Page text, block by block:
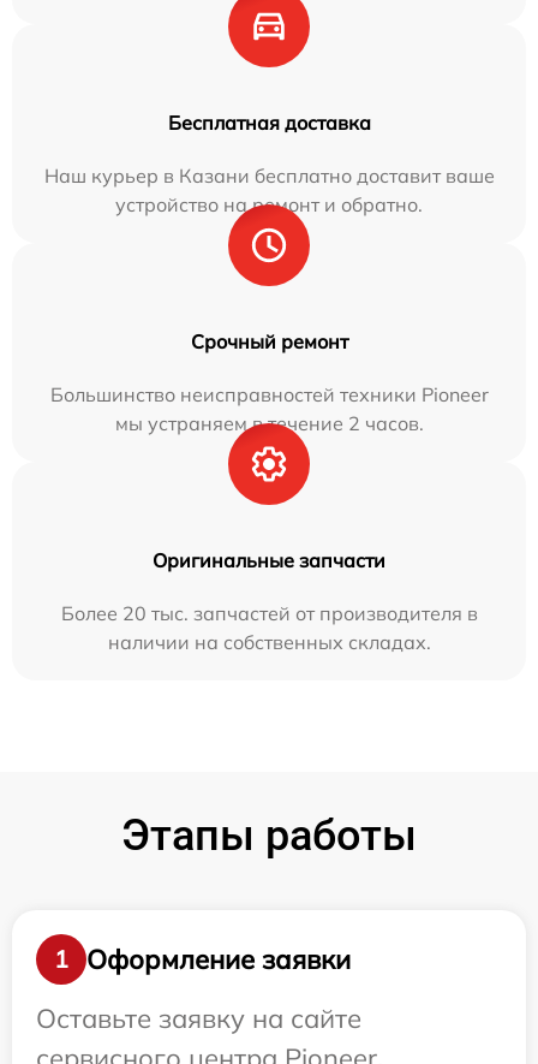
Бесплатная доставка
Наш курьер в Казани бесплатно доставит ваше
устройство на ремонт и обратно.
Срочный ремонт
Большинство неисправностей техники Pioneer
мы устраняем в течение 2 часов.
Оригинальные запчасти
Более 20 тыс. запчастей от производителя в
наличии на собственных складах.
Этапы работы
1
Оформление заявки
Оставьте заявку на сайте